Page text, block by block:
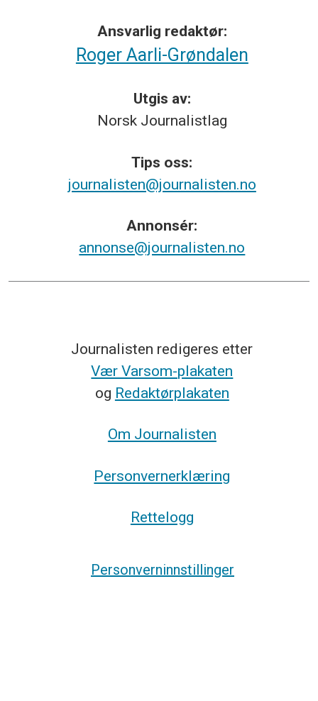
Ansvarlig redaktør:
Roger Aarli-Grøndalen
Utgis av:
Norsk Journalistlag
Tips oss:
journalisten@journalisten.no
Annonsér:
annonse@journalisten.no
Journalisten redigeres etter
Vær Varsom-plakaten
og Redaktørplakaten
Om Journalisten
Personvernerklæring
Rettelogg
Personverninnstillinger